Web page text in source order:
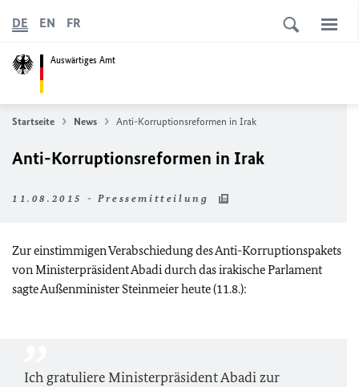
Auswärtiges Amt
DE EN FR
Startseite News Anti-Korruptionsreformen in Irak
Anti-Korruptionsreformen in Irak
11.08.2015 - Pressemitteilung
Zur einstimmigen Verabschiedung des Anti-Korruptionspakets
von Ministerpräsident Abadi durch das irakische Parlament
sagte Außenminister Steinmeier heute (11.8.):
Ich gratuliere Ministerpräsident Abadi zur